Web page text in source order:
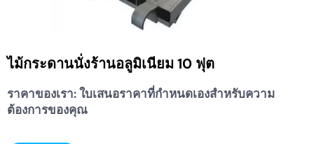
ไม้กระดานนั่งร้านอลูมิเนียม 10 ฟุต
ราคาของเรา:ใบเสนอราคาที่กำหนดเองสำหรับความ
ต้องการของคุณ